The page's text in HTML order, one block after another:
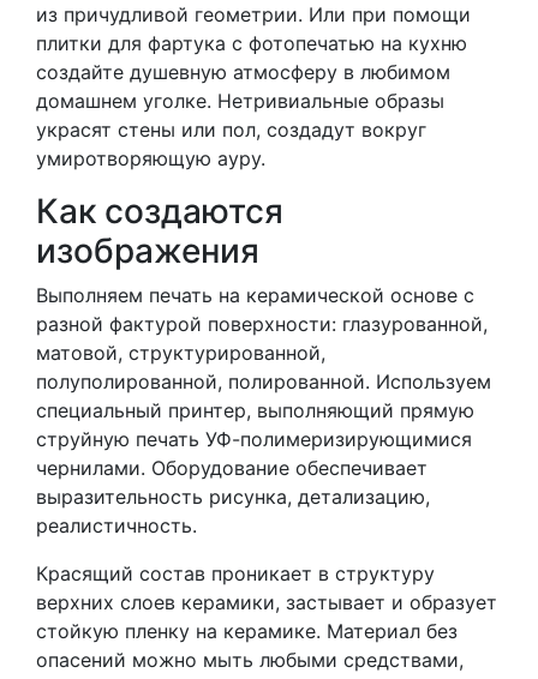
из причудливой геометрии. Или при помощи
плитки для фартука с фотопечатью на кухню
создайте душевную атмосферу в любимом
домашнем уголке. Нетривиальные образы
украсят стены или пол, создадут вокруг
умиротворяющую ауру.
Как создаются
изображения
Выполняем печать на керамической основе с
разной фактурой поверхности: глазурованной,
матовой, структурированной,
полуполированной, полированной. Используем
специальный принтер, выполняющий прямую
струйную печать УФ-полимеризирующимися
чернилами. Оборудование обеспечивает
выразительность рисунка, детализацию,
реалистичность.
Красящий состав проникает в структуру
верхних слоев керамики, застывает и образует
стойкую пленку на керамике. Материал без
опасений можно мыть любыми средствами,